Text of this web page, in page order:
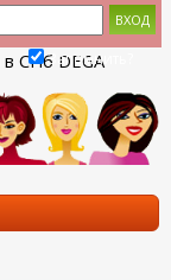
Запомнить?